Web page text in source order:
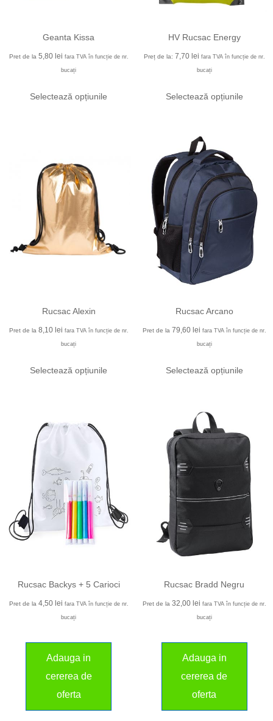
Geanta Kissa
Pret de la 5,80 lei fara TVA în funcție de nr.
bucați
Selectează opțiunile
HV Rucsac Energy
Preț de la: 7,70 lei fara TVA în funcție de nr.
bucați
Selectează opțiunile
Rucsac Alexin
Pret de la 8,10 lei fara TVA în funcție de nr.
bucați
Selectează opțiunile
Rucsac Arcano
Pret de la 79,60 lei fara TVA în funcție de nr.
bucați
Selectează opțiunile
Rucsac Backys + 5 Carioci
Pret de la 4,50 lei fara TVA în funcție de nr.
bucați
Adauga in
cererea de
oferta
Rucsac Bradd Negru
Pret de la 32,00 lei fara TVA în funcție de nr.
bucați
Adauga in
cererea de
oferta